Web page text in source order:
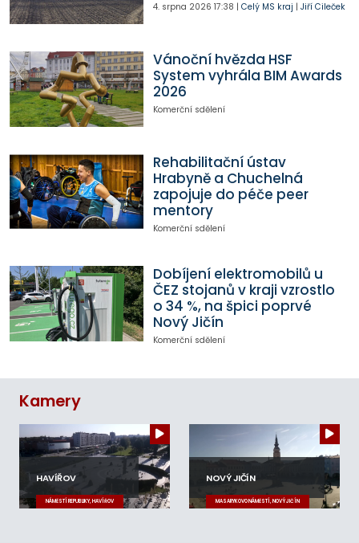
4. srpna 2026 17:38 | Celý MS kraj | Jiří Cileček
Vánoční hvězda HSF
System vyhrála BIM Awards
2026
Komerční sdělení
Rehabilitační ústav
Hrabyně a Chuchelná
zapojuje do péče peer
mentory
Komerční sdělení
Dobíjení elektromobilů u
ČEZ stojanů v kraji vzrostlo
o 34 %, na špici poprvé
Nový Jičín
Komerční sdělení
Kamery
HAVÍŘOV
NÁMĚSTÍ REPUBLIKY, HAVÍŘOV
NOVÝ JIČÍN
MASARYKOVO NÁMĚSTÍ, NOVÝ JIČÍN